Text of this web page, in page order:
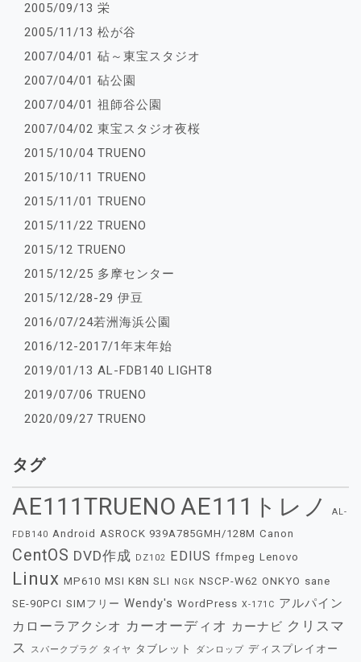
2005/09/13 栄
2005/11/13 松が谷
2007/04/01 砧～東宝スタジオ
2007/04/01 砧公園
2007/04/01 祖師谷公園
2007/04/02 東宝スタジオ夜桜
2015/10/04 TRUENO
2015/10/11 TRUENO
2015/11/01 TRUENO
2015/11/22 TRUENO
2015/12 TRUENO
2015/12/25 多摩センター
2015/12/28-29 伊豆
2016/07/24若洲海浜公園
2016/12-2017/1年末年始
2019/01/13 AL-FDB140 LIGHT8
2019/07/06 TRUENO
2020/09/27 TRUENO
タグ
AE111TRUENO AE111トレノ AL-
FDB140 Android ASROCK 939A785GMH/128M Canon
CentOS DVD作成 DZ102 EDIUS ffmpeg Lenovo
Linux MP610 MSI K8N SLI NGK NSCP-W62 ONKYO sane
SE-90PCI SIMフリー Wendy's WordPress X-171C アルパイン
カローラアクシオ カーオーディオ カーナビ クリスマ
ス
スパークプラグ タイヤ タブレット ダンロップ ディスプレイオー